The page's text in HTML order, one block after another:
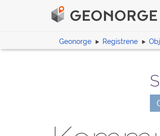
Geonorge Registrene